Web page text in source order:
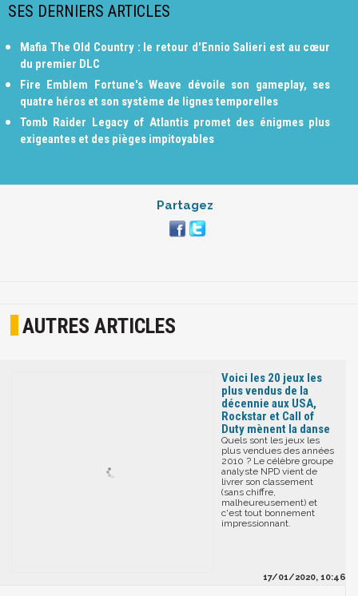
SES DERNIERS ARTICLES
Mafia The Old Country : le retour d'Ennio Salieri est au cœur
du premier DLC
Fire Emblem Fortune's Weave dévoile son gameplay, ses
quatre héros et son système de lignes temporelles
Tomb Raider Legacy of Atlantis promet des énigmes plus
exigeantes et des pièges impitoyables
Partagez
AUTRES ARTICLES
Voici les 20 jeux les
plus vendus de la
décennie aux USA,
Rockstar et Call of
Duty mènent la danse
Quels sont les jeux les
plus vendues des années
2010 ? Le célèbre groupe
analyste NPD vient de
livrer son classement
(sans chiffre,
malheureusement) et
c'est tout bonnement
impressionnant.
17/01/2020, 10:46